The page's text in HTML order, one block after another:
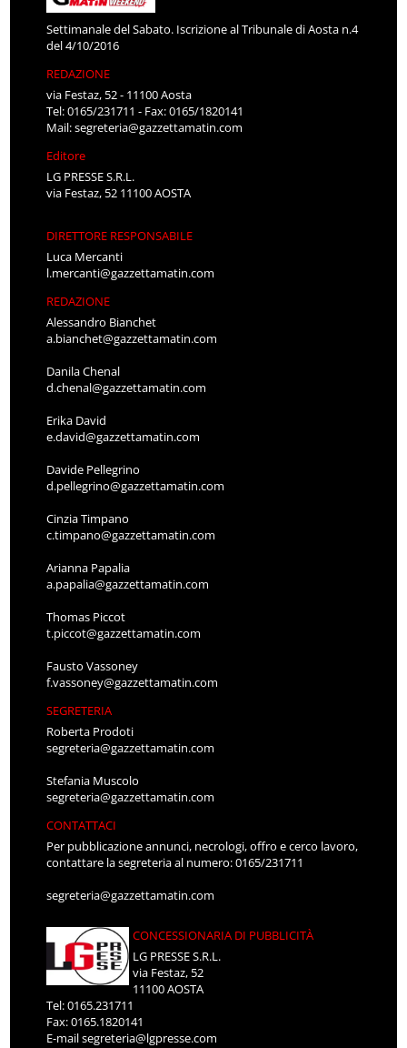
Settimanale del Sabato. Iscrizione al Tribunale di Aosta n.4
del 4/10/2016
REDAZIONE
via Festaz, 52 - 11100 Aosta
Tel: 0165/231711 - Fax: 0165/1820141
Mail:segreteria@gazzettamatin.com
Editore
LG PRESSE S.R.L.
via Festaz, 52 11100 AOSTA
DIRETTORE RESPONSABILE
Luca Mercanti
l.mercanti@gazzettamatin.com
REDAZIONE
Alessandro Bianchet
a.bianchet@gazzettamatin.com
Danila Chenal
d.chenal@gazzettamatin.com
Erika David
e.david@gazzettamatin.com
Davide Pellegrino
d.pellegrino@gazzettamatin.com
Cinzia Timpano
c.timpano@gazzettamatin.com
Arianna Papalia
a.papalia@gazzettamatin.com
Thomas Piccot
t.piccot@gazzettamatin.com
Fausto Vassoney
f.vassoney@gazzettamatin.com
SEGRETERIA
Roberta Prodoti
segreteria@gazzettamatin.com
Stefania Muscolo
segreteria@gazzettamatin.com
CONTATTACI
Per pubblicazione annunci, necrologi, offro e cerco lavoro,
contattare la segreteria al numero: 0165/231711
segreteria@gazzettamatin.com
CONCESSIONARIA DI PUBBLICITÀ
LG PRESSE S.R.L.
via Festaz, 52
11100 AOSTA
Tel: 0165.231711
Fax: 0165.1820141
E-mailsegreteria@lgpresse.com